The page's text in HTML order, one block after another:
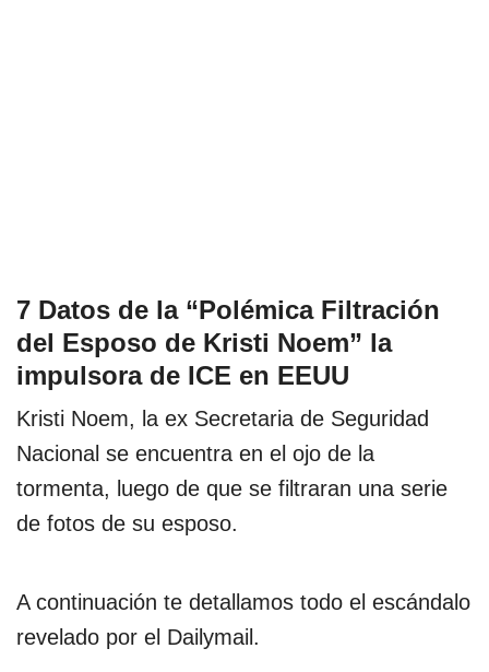
7 Datos de la “Polémica Filtración
del Esposo de Kristi Noem” la
impulsora de ICE en EEUU
Kristi Noem, la ex Secretaria de Seguridad
Nacional se encuentra en el ojo de la
tormenta, luego de que se filtraran una serie
de fotos de su esposo.
A continuación te detallamos todo el escándalo
revelado por el Dailymail.